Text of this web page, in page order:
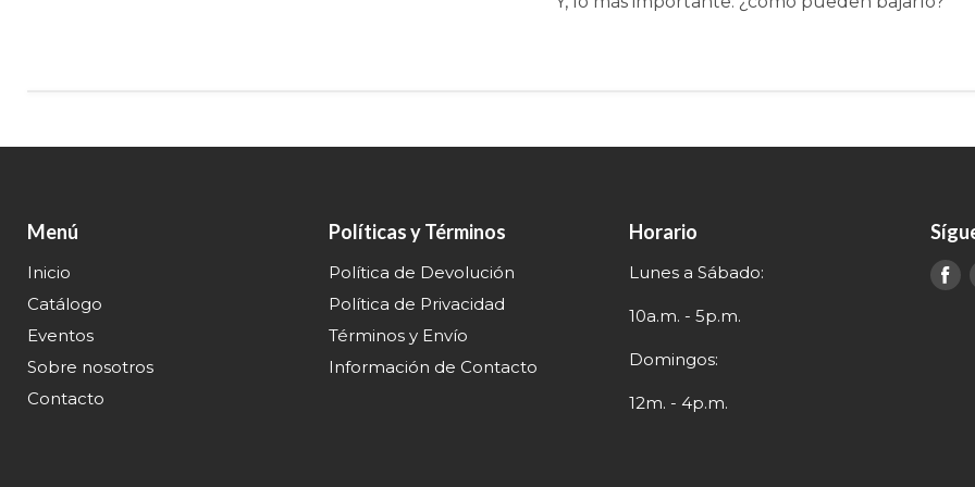
Menú
Inicio
Catálogo
Eventos
Sobre nosotros
Contacto
Políticas y Términos
Política de Devolución
Política de Privacidad
Términos y Envío
Información de Contacto
Horario
Lunes a Sábado:
10a.m. - 5p.m.
Domingos:
12m. - 4p.m.